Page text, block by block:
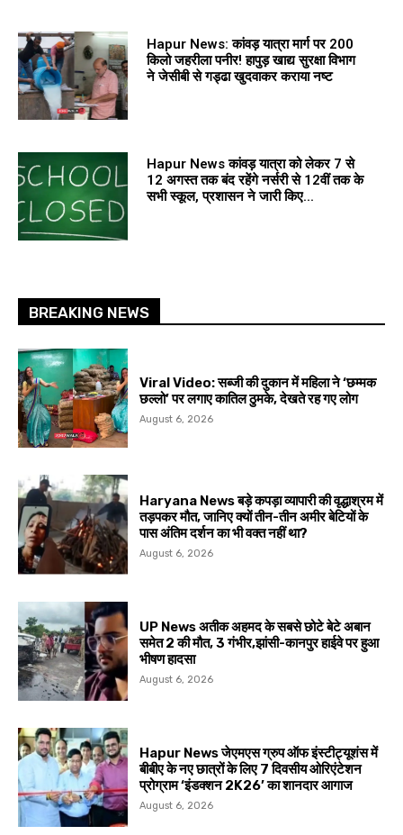
Hapur News: कांवड़ यात्रा मार्ग पर 200
किलो जहरीला पनीर! हापुड़ खाद्य सुरक्षा विभाग
ने जेसीबी से गड्ढा खुदवाकर कराया नष्ट
Hapur News कांवड़ यात्रा को लेकर 7 से
12 अगस्त तक बंद रहेंगे नर्सरी से 12वीं तक के
सभी स्कूल, प्रशासन ने जारी किए...
BREAKING NEWS
Viral Video: सब्जी की दुकान में महिला ने ‘छम्मक
छल्लो’ पर लगाए कातिल ठुमके, देखते रह गए लोग
August 6, 2026
Haryana News बड़े कपड़ा व्यापारी की वृद्धाश्रम में
तड़पकर मौत, जानिए क्यों तीन-तीन अमीर बेटियों के
पास अंतिम दर्शन का भी वक्त नहीं था?
August 6, 2026
UP News अतीक अहमद के सबसे छोटे बेटे अबान
समेत 2 की मौत, 3 गंभीर,झांसी-कानपुर हाईवे पर हुआ
भीषण हादसा
August 6, 2026
Hapur News जेएमएस ग्रुप ऑफ इंस्टीट्यूशंस में
बीबीए के नए छात्रों के लिए 7 दिवसीय ओरिएंटेशन
प्रोग्राम ‘इंडक्शन 2K26’ का शानदार आगाज
August 6, 2026